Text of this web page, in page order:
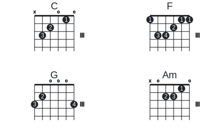
C
x
3
2
o
1
o
F
1
3 4
2
1 1
G
3
2
o o o
4
Am
x o
2 3
1
o